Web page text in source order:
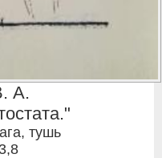
А.
тушь